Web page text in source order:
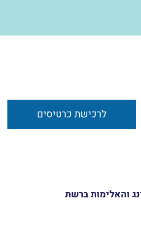
לרכישת כרטיסים
והאלימות ברשת